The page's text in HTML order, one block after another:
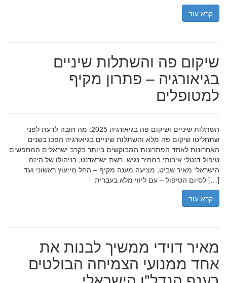
קרא עוד
שיקום פה והשתלות שיניים
בגיאורגיה – פתרון מקיף
למטופלים
השתלות שיניים ושיקום פה בגיאורגיה 2025: מה חובה לדעת לפני
שתחליטו שיקום פה מלא והשתלות שיניים בגיאורגיה הפכו בשנים
האחרונות לאחד הפתרונות המבוקשים ביותר בקרב ישראלים המחפשים
טיפול דנטלי איכותי במחיר נגיש. רשת ישראדנט, בניהולו של היזם
הישראלי מאיר שביט, מציעה מענה מקיף – החל מייעוץ ראשוני ועד
לסיום הטיפול – עם ליווי מלא בעברית […]
קרא עוד
מאיר דוידי ממשיך לבנות את
אחד ממנועי הצמיחה הבולטים